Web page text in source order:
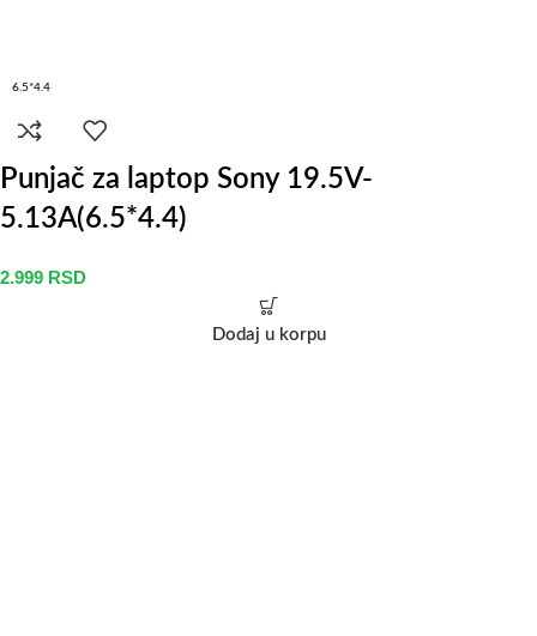
6.5*4.4
Punjač za laptop Sony 19.5V-
5.13A(6.5*4.4)
2.999 RSD
Dodaj u korpu